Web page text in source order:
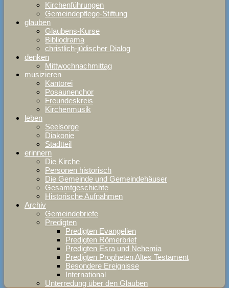
Kirchenführungen
Gemeindepflege-Stiftung
glauben
Glaubens-Kurse
Bibliodrama
christlich-jüdischer Dialog
denken
Mittwochnachmittag
musizieren
Kantorei
Posaunenchor
Freundeskreis
Kirchenmusik
leben
Seelsorge
Diakonie
Stadtteil
erinnern
Die Kirche
Personen historisch
Die Gemeinde und Gemeindehäuser
Gesamtgeschichte
Historische Aufnahmen
Archiv
Gemeindebriefe
Predigten
Predigten Evangelien
Predigten Römerbrief
Predigten Esra und Nehemia
Predigten Propheten Altes Testament
Besondere Ereignisse
International
Unterredung über den Glauben